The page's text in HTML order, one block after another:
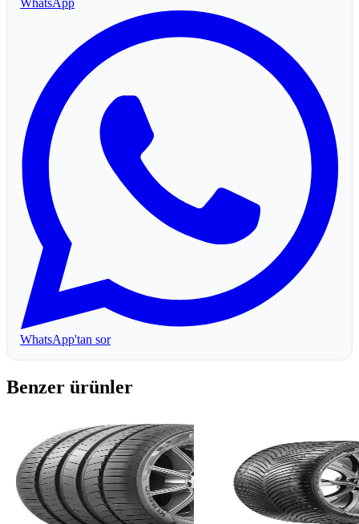
WhatsApp
WhatsApp'tan sor
Benzer ürünler